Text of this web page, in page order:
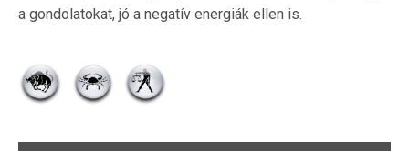
a gondolatokat, jó a negatív energiák ellen is.